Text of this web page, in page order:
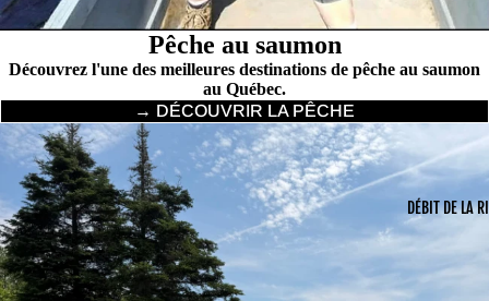
DÉBIT DE LA
Pêche au saumon
Découvrez l'une des meilleures destinations de pêche au saumon
au Québec.
→ DÉCOUVRIR LA PÊCHE